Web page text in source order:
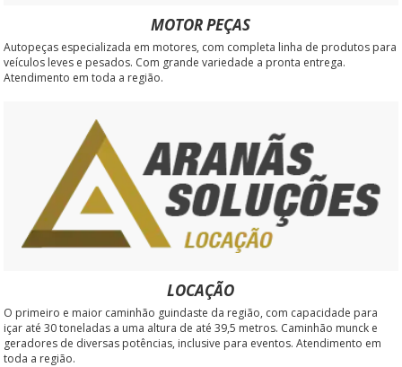
MOTOR PEÇAS
Autopeças especializada em motores, com completa linha de produtos para
veículos leves e pesados. Com grande variedade a pronta entrega.
Atendimento em toda a região.
LOCAÇÃO
O primeiro e maior caminhão guindaste da região, com capacidade para
içar até 30 toneladas a uma altura de até 39,5 metros. Caminhão munck e
geradores de diversas potências, inclusive para eventos. Atendimento em
toda a região.